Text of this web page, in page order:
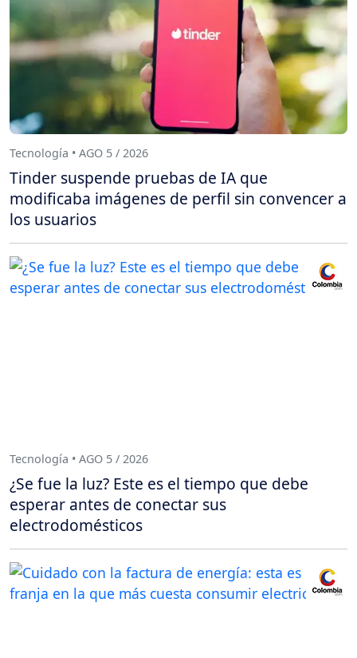
Tecnología • AGO 5 / 2026
Tinder suspende pruebas de IA que
modificaba imágenes de perfil sin convencer a
los usuarios
Tecnología • AGO 5 / 2026
¿Se fue la luz? Este es el tiempo que debe
esperar antes de conectar sus
electrodomésticos